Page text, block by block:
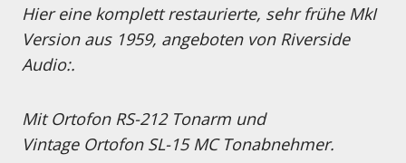
Hier eine komplett restaurierte, sehr frühe MkI
Version aus 1959, angeboten von Riverside
Audio:.
Mit Ortofon RS-212 Tonarm und
Vintage Ortofon SL-15 MC Tonabnehmer.